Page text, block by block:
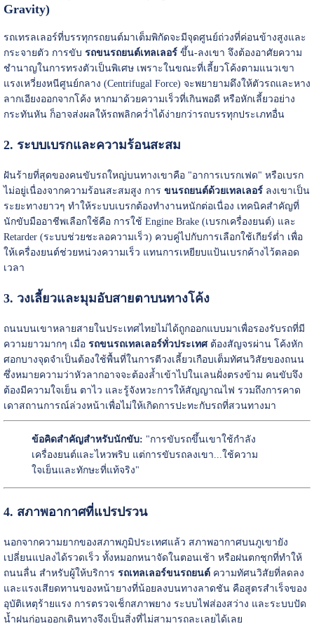
Gravity)
รถเทรลเลอร์ที่บรรทุกรถยนต์มาเต็มพิกัดจะมีจุดศูนย์ถ่วงที่ค่อนข้างสูงและ
กระจายตัว การขับ รถขนรถยนต์เทลเลอร์ขึ้น-ลงเขา จึงต้องอาศัยความ
ชำนาญในการทรงตัวเป็นพิเศษ เพราะในขณะที่เลี้ยวโค้งตามแนวเขา
แรงเหวี่ยงหนีศูนย์กลาง (Centrifugal Force) จะพยายามดึงให้ตัวรถและหาง
ลากเอียงออกจากโค้ง หากมาด้วยความเร็วที่เกินพอดี หรือหักเลี้ยวอย่าง
กระทันหัน ก็อาจส่งผลให้รถพลิกคว่ำได้ง่ายกว่ารถบรรทุกประเภทอื่น
2. ระบบเบรกและความร้อนสะสม
ฝันร้ายที่สุดของคนขับรถใหญ่บนทางเขาคือ "อาการเบรกเฟด" หรือเบรก
ไม่อยู่เนื่องจากความร้อนสะสมสูง การ ขนรถยนต์ด้วยเทลเลอร์ลงเขาเป็น
ระยะทางยาวๆ ทำให้ระบบเบรกต้องทำงานหนักต่อเนื่อง เทคนิคสำคัญที่
นักขับมืออาชีพเลือกใช้คือ การใช้ Engine Brake (เบรกเครื่องยนต์) และ
Retarder (ระบบช่วยชะลอความเร็ว) ควบคู่ไปกับการเลือกใช้เกียร์ต่ำ เพื่อ
ให้เครื่องยนต์ช่วยหน่วงความเร็ว แทนการเหยียบแป้นเบรกค้างไว้ตลอด
เวลา
3. วงเลี้ยวและมุมอับสายตาบนทางโค้ง
ถนนบนเขาหลายสายในประเทศไทยไม่ได้ถูกออกแบบมาเพื่อรองรับรถที่มี
ความยาวมากๆ เมื่อ รถขนรถเทลเลอร์ทั่วประเทศต้องสัญจรผ่าน โค้งหัก
ศอกบางจุดจำเป็นต้องใช้พื้นที่ในการตีวงเลี้ยวเกือบเต็มทัศนวิสัยของถนน
ซึ่งหมายความว่าหัวลากอาจจะต้องล้ำเข้าไปในเลนฝั่งตรงข้าม คนขับจึง
ต้องมีความใจเย็น ตาไว และรู้จังหวะการให้สัญญาณไฟ รวมถึงการคาด
เดาสถานการณ์ล่วงหน้าเพื่อไม่ให้เกิดการปะทะกับรถที่สวนทางมา
ข้อคิดสำคัญสำหรับนักขับ: "การขับรถขึ้นเขาใช้กำลัง
เครื่องยนต์และไหวพริบ แต่การขับรถลงเขา...ใช้ความ
ใจเย็นและทักษะที่แท้จริง"
4. สภาพอากาศที่แปรปรวน
นอกจากความยากของสภาพภูมิประเทศแล้ว สภาพอากาศบนภูเขายัง
เปลี่ยนแปลงได้รวดเร็ว ทั้งหมอกหนาจัดในตอนเช้า หรือฝนตกชุกที่ทำให้
ถนนลื่น สำหรับผู้ให้บริการ รถเทลเลอร์ขนรถยนต์ความทัศนวิสัยที่ลดลง
และแรงเสียดทานของหน้ายางที่น้อยลงบนทางลาดชัน คือสูตรสำเร็จของ
อุบัติเหตุร้ายแรง การตรวจเช็กสภาพยาง ระบบไฟส่องสว่าง และระบบปัด
น้ำฝนก่อนออกเดินทางจึงเป็นสิ่งที่ไม่สามารถละเลยได้เลย